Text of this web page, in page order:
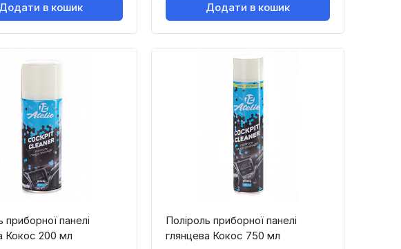
Додати в кошик Додати в кошик
приборної панелі
Кокос 200 мл
Поліроль приборної панелі
глянцева Кокос 750 мл